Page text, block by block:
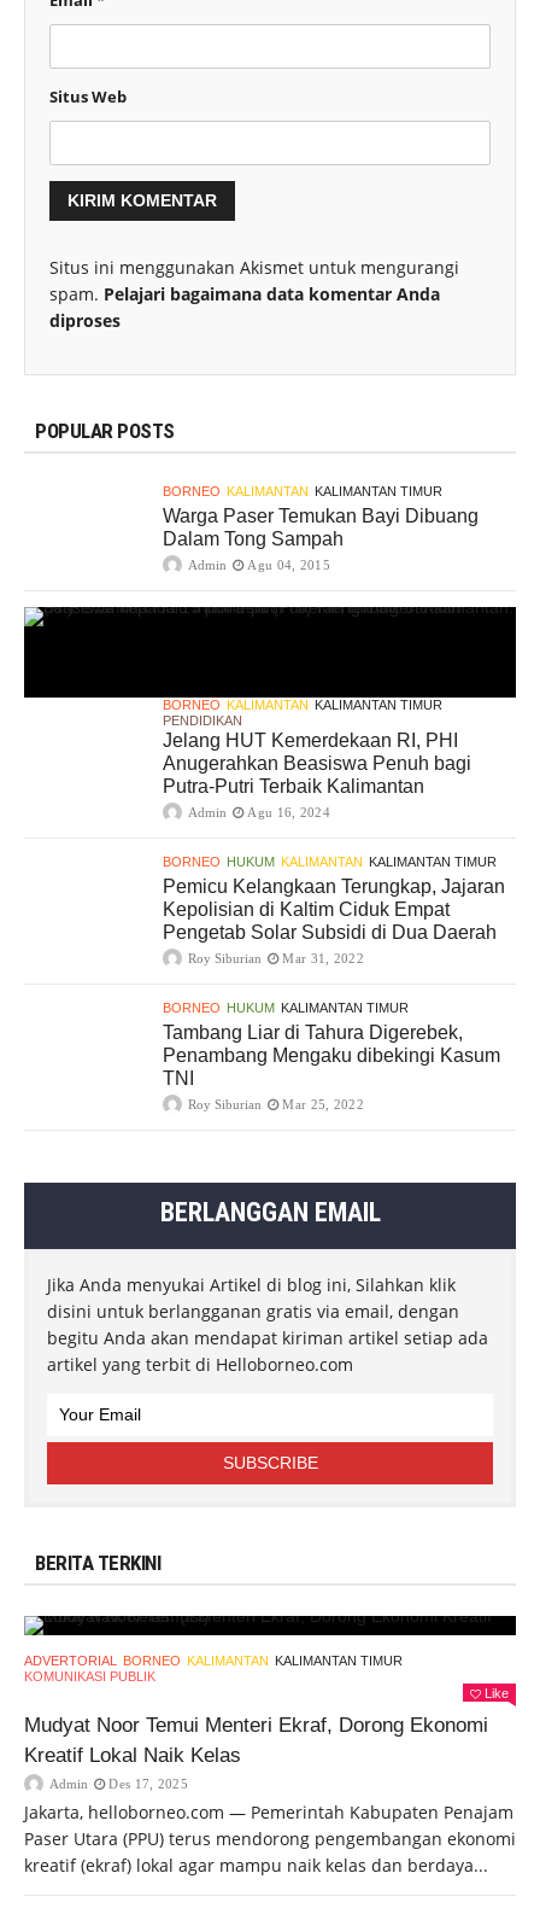
Situs Web
Situs ini menggunakan Akismet untuk mengurangi
spam. Pelajari bagaimana data komentar Anda
diproses
POPULAR POSTS
BORNEO KALIMANTAN KALIMANTAN TIMUR
Warga Paser Temukan Bayi Dibuang
Dalam Tong Sampah
Admin Agu 04, 2015
BORNEO KALIMANTAN KALIMANTAN TIMUR
PENDIDIKAN
Jelang HUT Kemerdekaan RI, PHI
Anugerahkan Beasiswa Penuh bagi
Putra-Putri Terbaik Kalimantan
Admin Agu 16, 2024
BORNEO HUKUM KALIMANTAN KALIMANTAN TIMUR
Pemicu Kelangkaan Terungkap, Jajaran
Kepolisian di Kaltim Ciduk Empat
Pengetab Solar Subsidi di Dua Daerah
Roy Siburian Mar 31, 2022
BORNEO HUKUM KALIMANTAN TIMUR
Tambang Liar di Tahura Digerebek,
Penambang Mengaku dibekingi Kasum
TNI
Roy Siburian Mar 25, 2022
BERLANGGAN EMAIL
Jika Anda menyukai Artikel di blog ini, Silahkan klik
disini untuk berlangganan gratis via email, dengan
begitu Anda akan mendapat kiriman artikel setiap ada
artikel yang terbit di Helloborneo.com
BERITA TERKINI
ADVERTORIAL BORNEO KALIMANTAN KALIMANTAN TIMUR
KOMUNIKASI PUBLIK
Like
Mudyat Noor Temui Menteri Ekraf, Dorong Ekonomi
Kreatif Lokal Naik Kelas
Admin Des 17, 2025
Jakarta, helloborneo.com — Pemerintah Kabupaten Penajam
Paser Utara (PPU) terus mendorong pengembangan ekonomi
kreatif (ekraf) lokal agar mampu naik kelas dan berdaya...